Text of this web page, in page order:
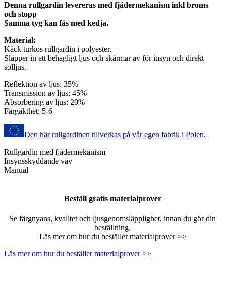
Denna rullgardin levereras med fjädermekanism inkl broms
och stopp
Samma tyg kan fås med kedja.
Material:
Käck turkos rullgardin i polyester.
Släpper in ett behagligt ljus och skärmar av för insyn och direkt
solljus.
Reflektion av ljus: 35%
Transmission av ljus: 45%
Absorbering av ljus: 20%
Färgäkthet: 5-6
Den här rullgardinen tillverkas på vår egen fabrik i Polen.
Rullgardin med fjädermekanism
Insynsskyddande väv
Manual
Beställ gratis materialprover
Se färgnyans, kvalitet och ljusgenomsläpplighet, innan du gör din
beställning.
Läs mer om hur du beställer materialprover >>
Läs mer om hur du beställer materialprover >>